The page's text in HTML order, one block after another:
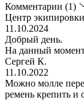
Комментарии (1)
Центр
11.10.2024
Добрый день.
На данный
Сергей К.
11.10.2022
Можно молле
ремень крепить и